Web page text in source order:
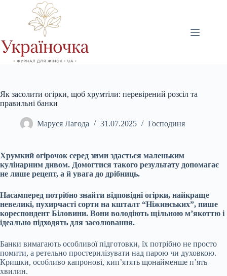
Як засолити огірки, щоб хрумтіли: перевірений розсіл та
правильні банки
Маруся Лагода 31.07.2025 Господиня
Хрумкий огірочок серед зими здається маленьким
кулінарним дивом. Домогтися такого результату допомагає
не лише рецепт, а й увага до дрібниць.
Насамперед потрібно знайти відповідні огірки, найкраще
невеликі, пухирчасті сорти на кшталт “Ніжинських”, пише
кореспондент Біловини. Вони володіють щільною м’якоттю і
ідеально підходять для засолювання.
Банки вимагають особливої підготовки, їх потрібно не просто
помити, а ретельно простерилізувати над парою чи духовкою.
Кришки, особливо капронові, кип’ятять щонайменше п’ять
хвилин.